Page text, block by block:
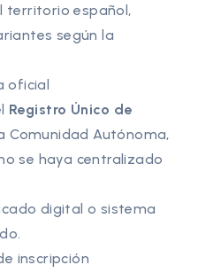
territorio español,
según la
oficial
Registro Único de
Comunidad Autónoma,
se haya centralizado
digital o sistema
inscripción